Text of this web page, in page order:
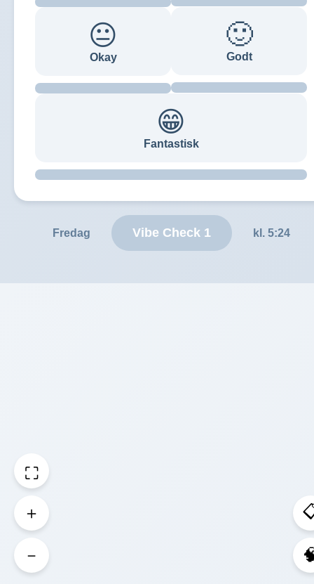
😐
Okay
🙂
Godt
😁
Fantastisk
Fredag Vibe Check 1 kl. 5:24
⛶
＋
－